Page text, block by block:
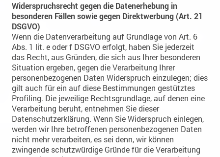
Widerspruchsrecht gegen die Datenerhebung in
besonderen Fällen sowie gegen Direktwerbung (Art. 21
DSGVO)
Wenn die Datenverarbeitung auf Grundlage von Art. 6
Abs. 1 lit. e oder f DSGVO erfolgt, haben Sie jederzeit
das Recht, aus Gründen, die sich aus Ihrer besonderen
Situation ergeben, gegen die Verarbeitung Ihrer
personenbezogenen Daten Widerspruch einzulegen; dies
gilt auch für ein auf diese Bestimmungen gestütztes
Profiling. Die jeweilige Rechtsgrundlage, auf denen eine
Verarbeitung beruht, entnehmen Sie dieser
Datenschutzerklärung. Wenn Sie Widerspruch einlegen,
werden wir Ihre betroffenen personenbezogenen Daten
nicht mehr verarbeiten, es sei denn, wir können
zwingende schutzwürdige Gründe für die Verarbeitung